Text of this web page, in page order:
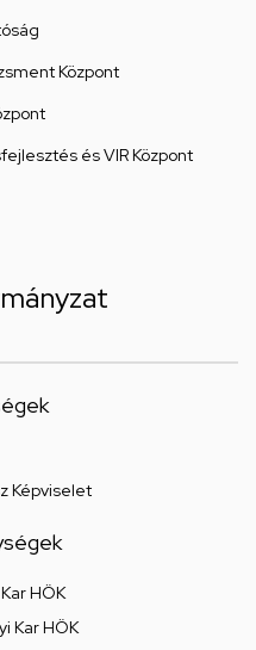
Központ
és VIR Központ
Képviselet
HÖK
Kar HÖK